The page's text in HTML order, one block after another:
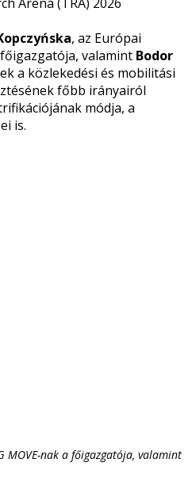
, az Európai
valamint Bodor
a közlekedési és mobilitási
főbb irányairól
módja, a
is.
MOVE-nak a főigazgatója, valamint